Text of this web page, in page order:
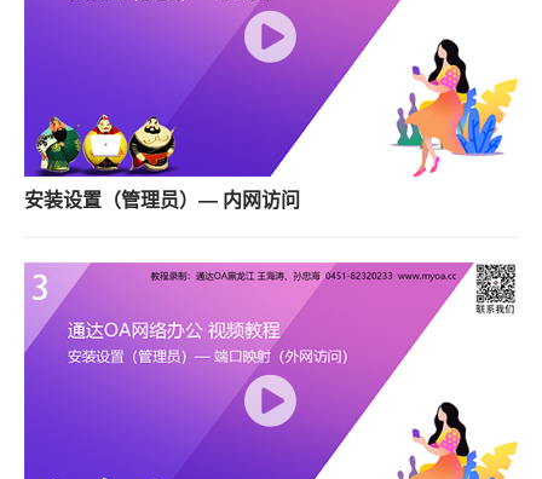
安装设置（管理员）— 内网访问